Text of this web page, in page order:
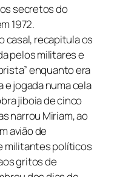
secretos do
1972.
casal, recapitula os
pelos militares e
enquanto era
e jogada numa cela
jiboia de cinco
narrou Miriam, ao
avião de
militantes políticos
gritos de